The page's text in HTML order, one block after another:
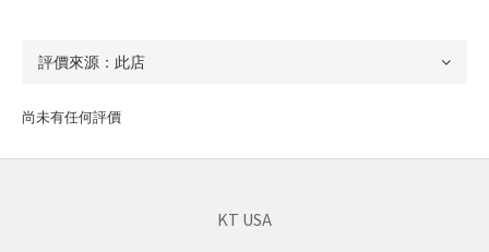
尚未有任何評價
KT USA